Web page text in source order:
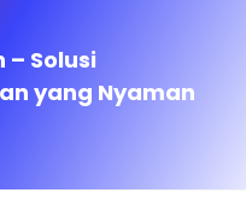
Solusi
yang Nyaman